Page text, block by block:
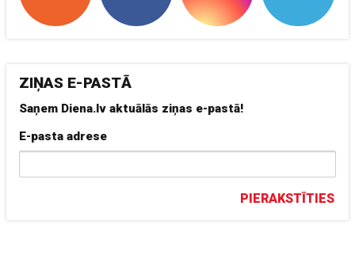
ZIŅAS E-PASTĀ
Saņem Diena.lv aktuālās ziņas e-pastā!
E-pasta adrese
PIERAKSTĪTIES